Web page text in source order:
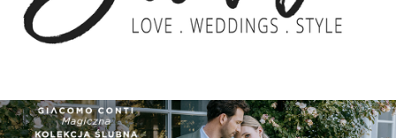
ADVERTISING